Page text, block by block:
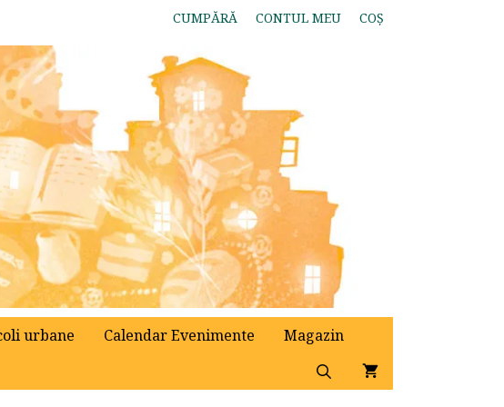
CUMPĂRĂ CONTUL MEU COȘ
urbane Calendar Evenimente
Magazin